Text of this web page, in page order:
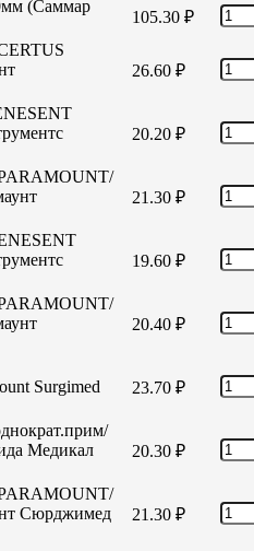
(Саммар
105.30 ₽
26.60 ₽
20.20 ₽
21.30 ₽
19.60 ₽
20.40 ₽
Surgimed
23.70 ₽
Медикал
20.30 ₽
Сюрджимед
21.30 ₽